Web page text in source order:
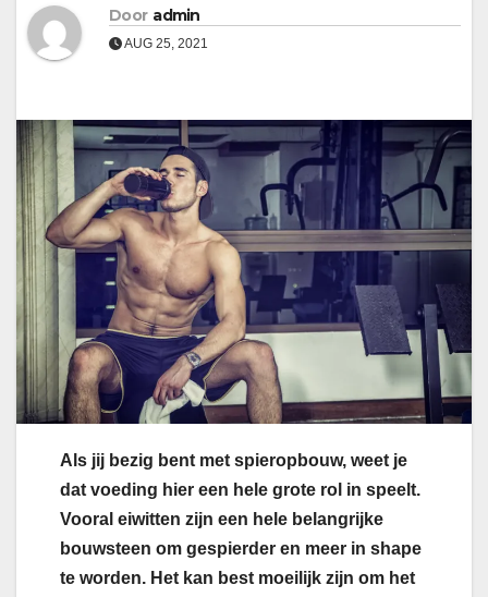
Door admin
AUG 25, 2021
Als jij bezig bent met spieropbouw, weet je
dat voeding hier een hele grote rol in speelt.
Vooral eiwitten zijn een hele belangrijke
bouwsteen om gespierder en meer in shape
te worden. Het kan best moeilijk zijn om het